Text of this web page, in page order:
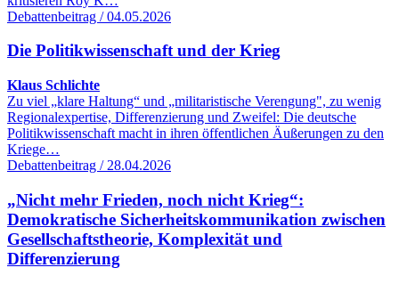
Debattenbeitrag / 04.05.2026
Die Politikwissenschaft und der Krieg
Klaus Schlichte
Zu viel „klare Haltung“ und „militaristische Verengung", zu wenig
Regionalexpertise, Differenzierung und Zweifel: Die deutsche
Politikwissenschaft macht in ihren öffentlichen Äußerungen zu den
Kriege…
Debattenbeitrag / 28.04.2026
„Nicht mehr Frieden, noch nicht Krieg“:
Demokratische Sicherheitskommunikation zwischen
Gesellschaftstheorie, Komplexität und
Differenzierung